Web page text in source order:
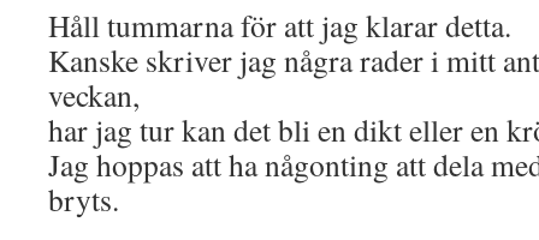
Håll tummarna för att jag klarar detta.
Kanske skriver jag några rader i mitt
veckan,
har jag tur kan det bli en dikt eller en
Jag hoppas att ha någonting att dela
bryts.